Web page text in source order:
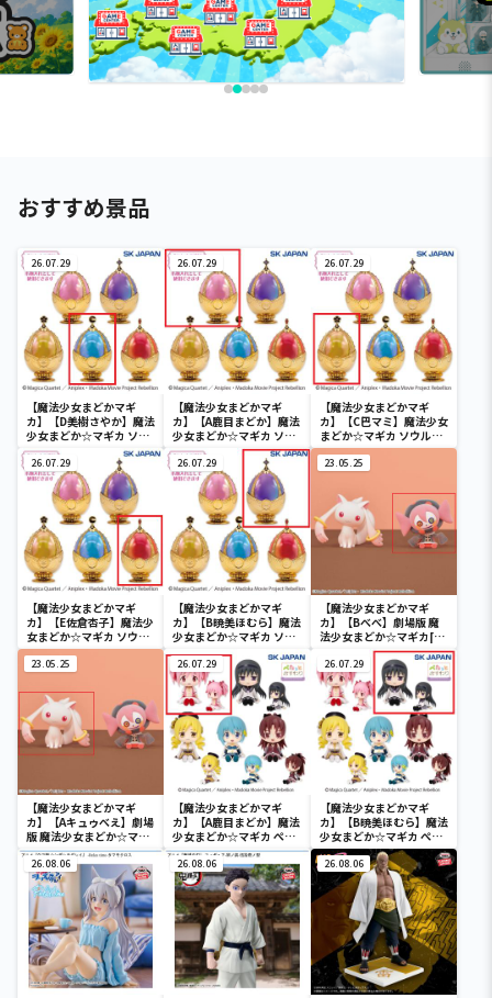
おすすめ景品
26.07.29
【魔法少女まどかマギ
カ】【D美樹さやか】魔法
少女まどか☆マギカ ソウ
ルジェムキャニスター
2(R2)
26.07.29
【魔法少女まどかマギ
カ】【A鹿目まどか】魔法
少女まどか☆マギカ ソウ
ルジェムキャニスター
2(R2)
26.07.29
【魔法少女まどかマギ
カ】【C巴マミ】魔法少女
まどか☆マギカ ソウルジ
ェムキャニスター2(R2)
26.07.29
【魔法少女まどかマギ
カ】【E佐倉杏子】魔法少
女まどか☆マギカ ソウル
ジェムキャニスター2(R2)
26.07.29
【魔法少女まどかマギ
カ】【B暁美ほむら】魔法
少女まどか☆マギカ ソウ
2(R2)
23.05.25
【魔法少女まどかマギ
カ】【Bべべ】劇場版 魔
法少女まどか☆マギカ[新
編]叛逆の物語 Fluffy
Puffy～キュゥべえ＆べべ
～
23.05.25
【魔法少女まどかマギ
カ】【Aキュゥべえ】劇場
版 魔法少女まどか☆マギ
カ[新編]叛逆の物語
Fluffy Puffy～キュゥべ
え＆べべ～
26.07.29
【魔法少女まどかマギ
カ】【A鹿目まどか】魔法
少女まどか☆マギカ ぺた
っとおすわりフィギュア
(R2)
26.07.29
【魔法少女まどかマギ
カ】【B暁美ほむら】魔法
少女まどか☆マギカ ぺた
っとおすわりフィギュア
(R2)
26.08.06 26.08.06 26.08.06